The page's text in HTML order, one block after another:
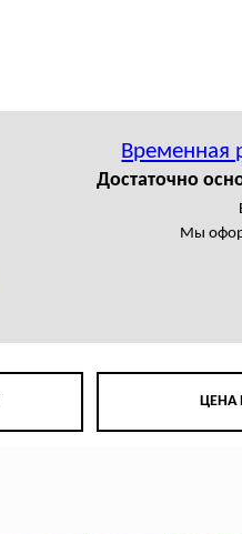
Временная
Достаточно
Мы
ЦЕНА